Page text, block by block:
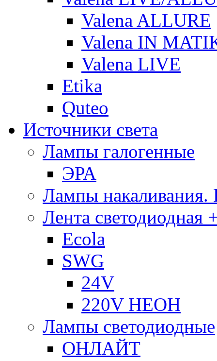
Valena ALLURE
Valena IN
Valena LIVE
Etika
Quteo
Источники света
Лампы галогенные
ЭРА
Лампы
Лента светодиодная
Ecola
SWG
24V
220V НЕОН
Лампы светодиодные
ОНЛАЙТ